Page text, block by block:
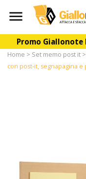

Promo Giallonote
Home Set memo post it
con post-it, segnapagina e